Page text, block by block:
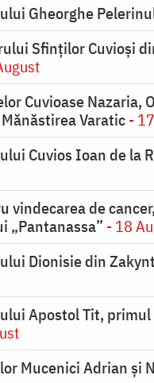
Gheorghe
Sfinților Cuvioși
Cuvioase Nazaria,
Varatic-
Cuvios Ioan de la
vindecarea de
„Pantanassa” - 18
Dionisie din
Apostol Tit, primul
Mucenici Adrian și